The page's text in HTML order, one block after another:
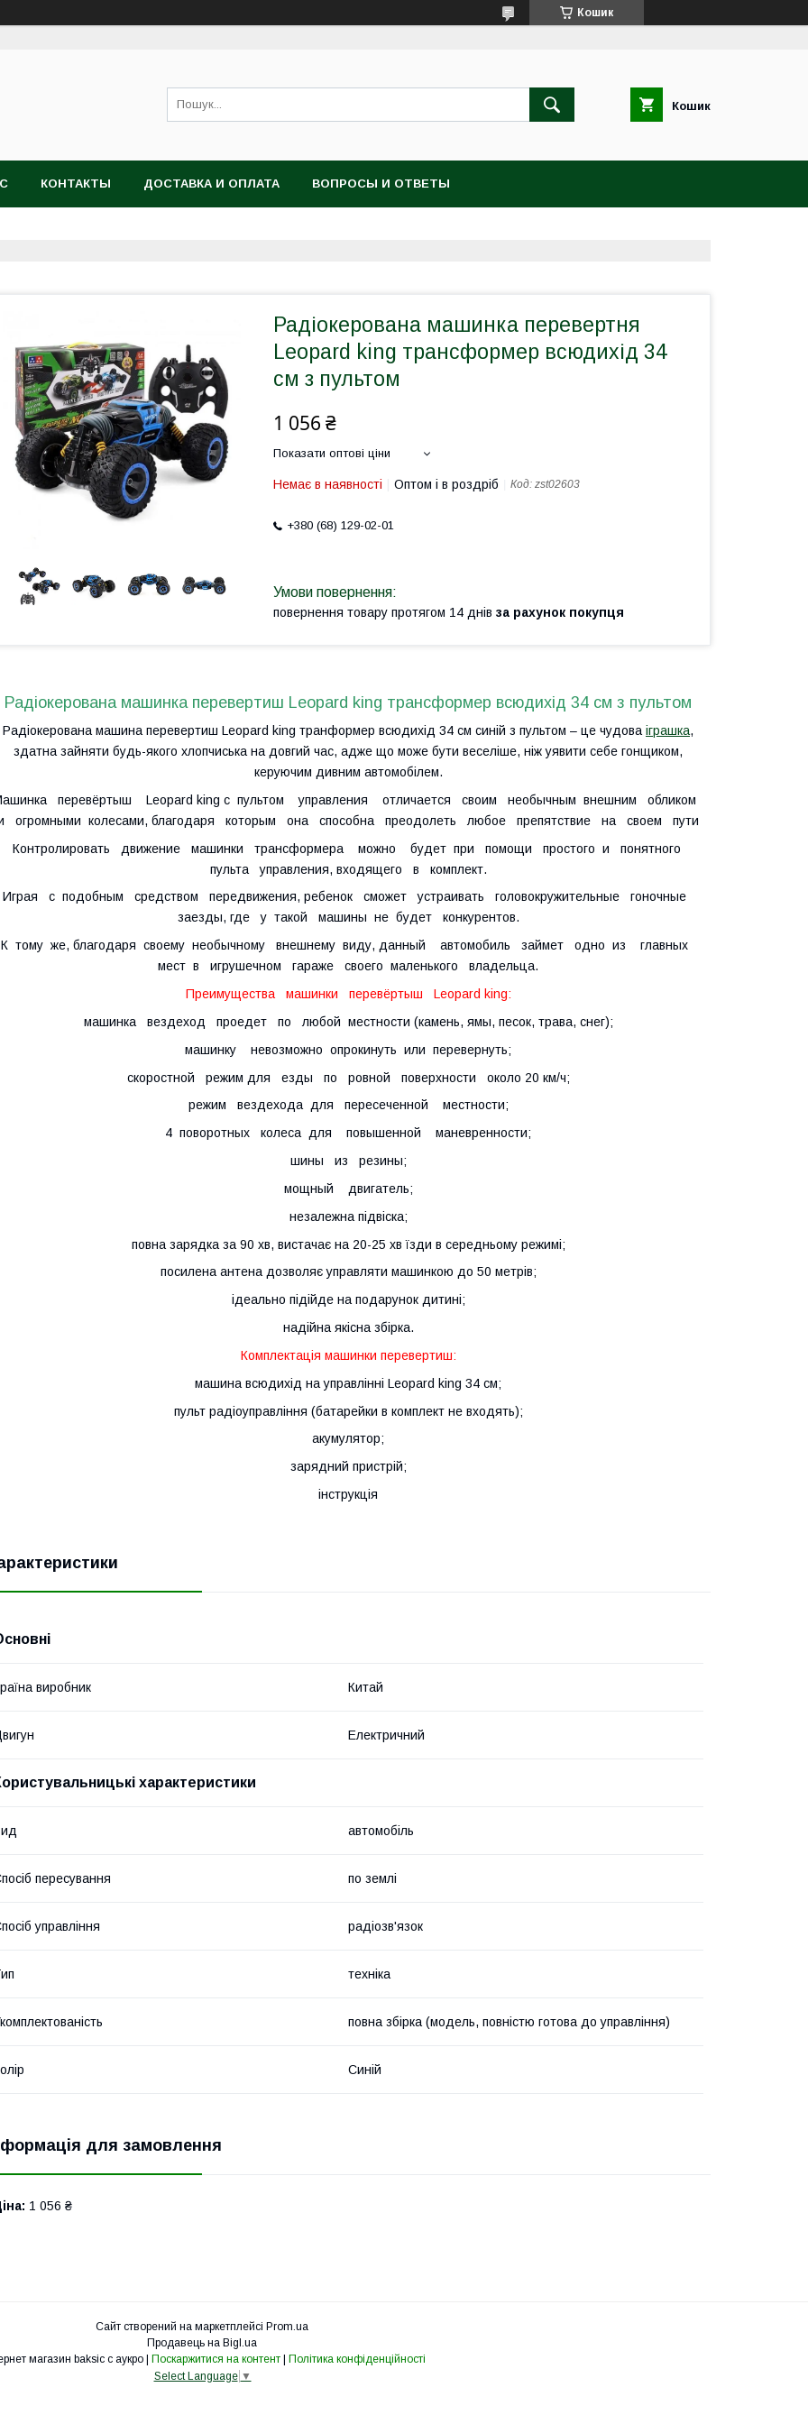
Кошик
Кошик
КОНТАКТЫ ДОСТАВКА И ОПЛАТА ВОПРОСЫ И ОТВЕТЫ
Радіокерована машинка перевертня
Leopard king трансформер всюдихід 34
см з пультом
1 056 ₴
Показати оптові ціни
Немає в наявності Оптом і в роздріб Код: zst02603
+380 (68) 129-02-01
повернення товару протягом 14 днів за рахунок покупця
Радіокерована машинка перевертиш Leopard king трансформер всюдихід 34 см з пультом
Радіокерована машина перевертиш Leopard king транформер всюдихід 34 см синій з пультом – це чудова іграшка,
здатна зайняти будь-якого хлопчиська на довгий час, адже що може бути веселіше, ніж уявити себе гонщиком,
керуючим дивним автомобілем.
перевёртыш Leopard king c пультом управления отличается своим необычным внешним обликом
огромными колесами, благодаря которым она способна преодолеть любое препятствие на своем пути
Контролировать движение машинки трансформера можно будет при помощи простого и понятного
пульта управления, входящего в комплект.
Играя с подобным средством передвижения, ребенок сможет устраивать головокружительные гоночные
заезды, где у такой машины не будет конкурентов.
К тому же, благодаря своему необычному внешнему виду, данный автомобиль займет одно из главных
мест в игрушечном гараже своего маленького владельца.
Преимущества машинки перевёртыш Leopard king:
машинка вездеход проедет по любой местности (камень, ямы, песок, трава, снег);
машинку невозможно опрокинуть или перевернуть;
скоростной режим для езды по ровной поверхности около 20 км/ч;
режим вездехода для пересеченной местности;
4 поворотных колеса для повышенной маневренности;
шины из резины;
мощный двигатель;
незалежна підвіска;
повна зарядка за 90 хв, вистачає на 20-25 хв їзди в середньому режимі;
посилена антена дозволяє управляти машинкою до 50 метрів;
ідеально підійде на подарунок дитині;
надійна якісна збірка.
Комплектація машинки перевертиш:
машина всюдихід на управлінні Leopard king 34 см;
пульт радіоуправління (батарейки в комплект не входять);
акумулятор;
зарядний пристрій;
інструкція
виробник Китай
Електричний
характеристики
автомобіль
пересування по землі
управління радіозв'язок
техніка
повна збірка (модель, повністю готова до управління)
Синій
для замовлення
1 056 ₴
Сайт створений на маркетплейсі Prom.ua
Продавець на Bigl.ua
Интернет магазин baksic с аукро | Поскаржитися на контент | Політика конфіденційності
Select Language ▼